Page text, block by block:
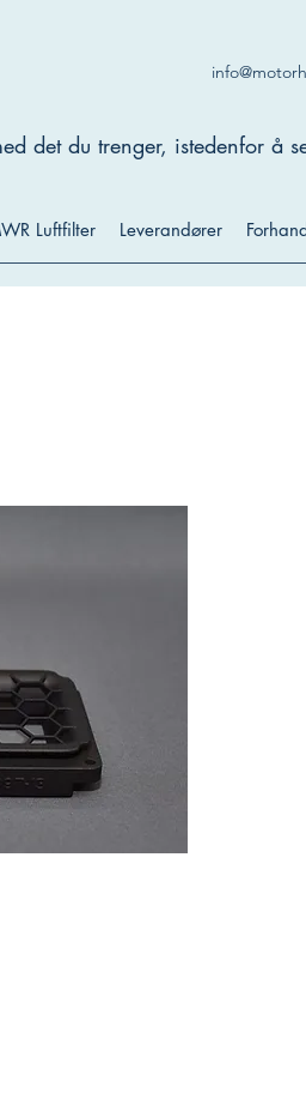
det du trenger, istedenfor å
Luftfilter Leverandører